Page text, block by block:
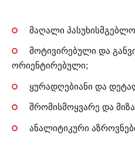
მაღალი
მოტივირებული და
ორიენტირებული;
ყურადღებიანი და
შრომისმოყვარე და
ანალიტიკური